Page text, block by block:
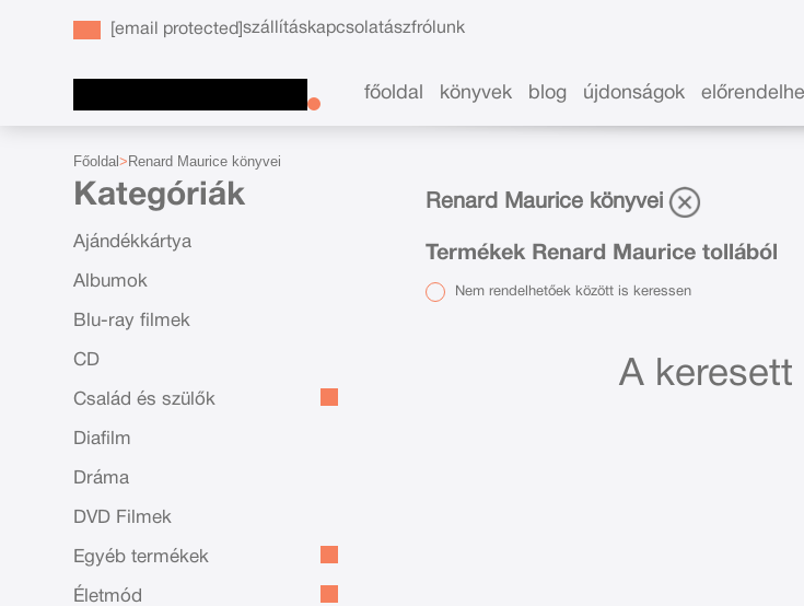
[email protected]szállításkapcsolatászfrólunk
főoldal könyvek blog újdonságok
Főoldal Renard Maurice könyvei
Kategóriák
Ajándékkártya
Albumok
Blu-ray filmek
CD
Család és szülők
Diafilm
Dráma
DVD Filmek
Egyéb termékek
Életmód
Renard Maurice könyvei
Termékek Renard Maurice tollából
Nem rendelhetőek között is keressen
A keresett